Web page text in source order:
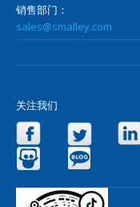
销售部门：
sales@smalley.com
关注我们